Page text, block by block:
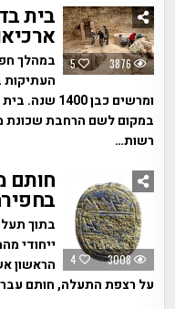
5 3876
בית
במהלך
העתיקות
ומרשים כבן
במקום לשם הרחבת שכונת
רשות…
4 3008
חותם
ייחודי
הראשון
על רצפת התעלה, חותם